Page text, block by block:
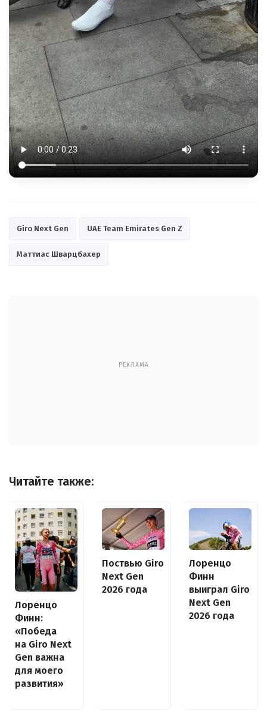
Giro Next Gen UAE Team Emirates Gen Z
Маттиас Шварцбахер
РЕКЛАМА
Читайте также:
Лоренцо
Финн:
«Победа
на Giro Next
Gen важна
для моего
развития»
Поствью Giro
Next Gen
2026 года
Лоренцо
Финн
выиграл Giro
Next Gen
2026 года